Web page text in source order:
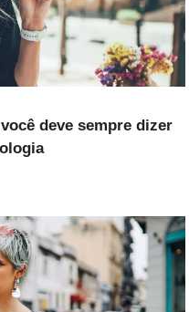
deve sempre dizer